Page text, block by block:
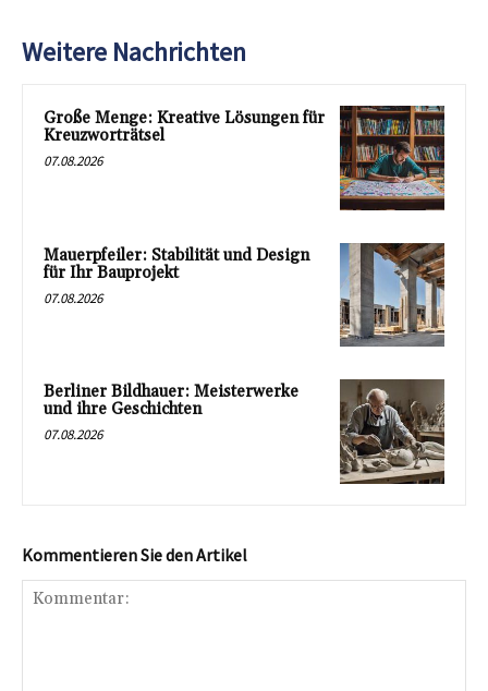
Weitere Nachrichten
Große Menge: Kreative Lösungen für
Kreuzworträtsel
07.08.2026
Mauerpfeiler: Stabilität und Design
für Ihr Bauprojekt
07.08.2026
Berliner Bildhauer: Meisterwerke
und ihre Geschichten
07.08.2026
Kommentieren Sie den Artikel